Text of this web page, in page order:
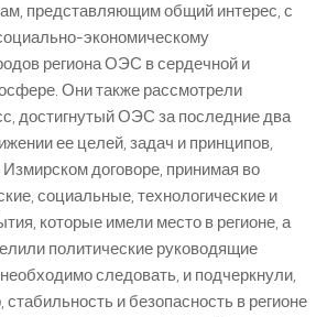
представляющим общий интерес, с
экономическому
региона ОЭС в сердечной и
Они также рассмотрели
достигнутый ОЭС за последние два
ее целей, задач и принципов,
договоре, принимая во
социальные, технологические и
которые имели место в регионе, а
политические руководящие
следовать, и подчеркнули,
и безопасность в регионе